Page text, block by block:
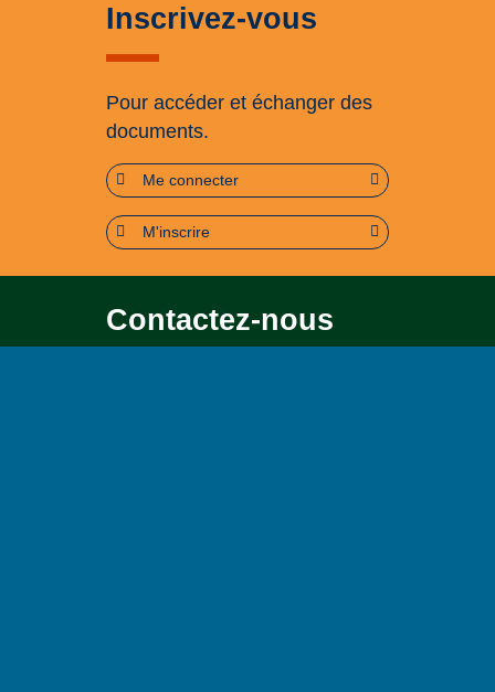
Inscrivez-vous
Pour accéder et échanger des
documents.
Me connecter
M'inscrire
Contactez-nous